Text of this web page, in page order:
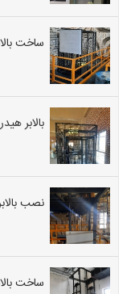
ساخت
بالابر
نصب
ساخت